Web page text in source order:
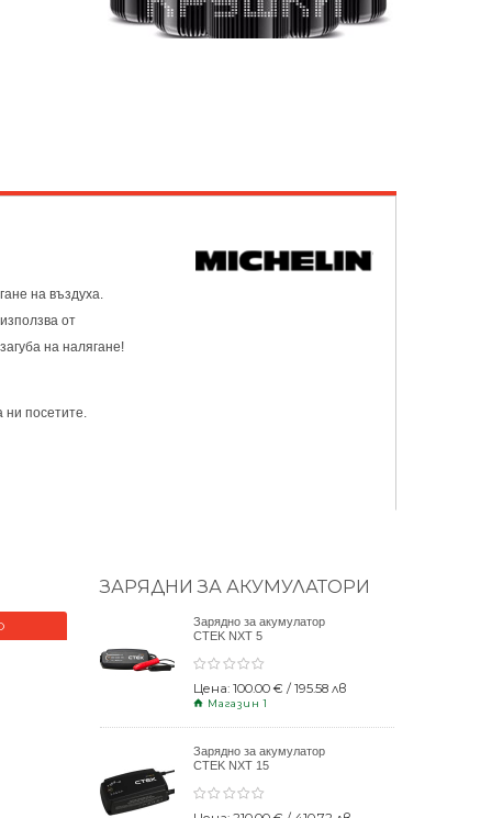
на въздуха.
от
на налягане!
посетите.
НОВО
ЗАРЯДНИ ЗА АКУМУЛАТОРИ
Зарядно за акумулатор
CTEK NXT 5
Цена: 100.00 € / 195.58 лв
Магазин 1
Зарядно за акумулатор
CTEK NXT 15